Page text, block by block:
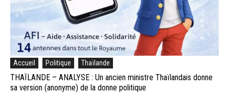
Accueil Politique Thaïlande
THAÏLANDE – ANALYSE : Un ancien ministre Thaïlandais donne
sa version (anonyme) de la donne politique